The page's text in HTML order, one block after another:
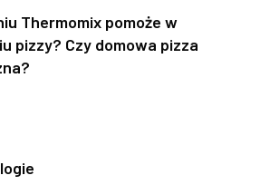
Thermomix pomoże w
pizzy? Czy domowa pizza